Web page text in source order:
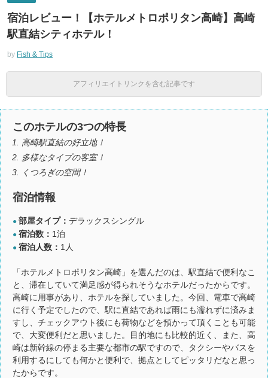
宿泊レビュー！【ホテルメトロポリタン高崎】高崎
駅直結シティホテル！
by Fish & Tips
アフィリエイトリンクを含む記事です
このホテルの3つの特長
高崎駅直結の好立地！
多様なタイプの客室！
くつろぎの空間！
宿泊情報
● 部屋タイプ： デラックスシングル
● 宿泊数： 1泊
● 宿泊人数： 1人
「ホテルメトロポリタン高崎」を選んだのは、駅直結で便利なこ
と、滞在していて満足感が得られそうなホテルだったからです。
高崎に用事があり、ホテルを探していました。今回、電車で高崎
に行く予定でしたので、駅に直結であれば雨にも濡れずに済みま
すし、チェックアウト後にも荷物などを預かって頂くことも可能
で、大変便利だと思いました。目的地にも比較的近く、また、高
崎は新幹線の停まる主要な都市の駅ですので、タクシーやバスを
利用するにしても何かと便利で、拠点としてピッタリだなと思っ
たからです。